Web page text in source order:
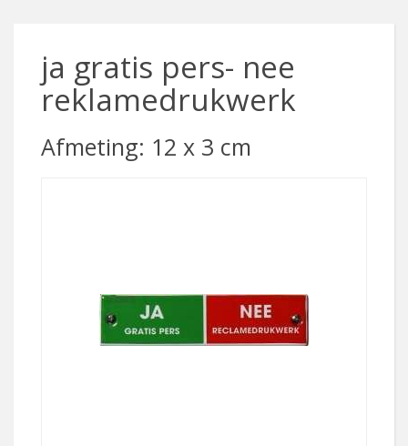
ja gratis pers- nee
reklamedrukwerk
Afmeting: 12 x 3 cm